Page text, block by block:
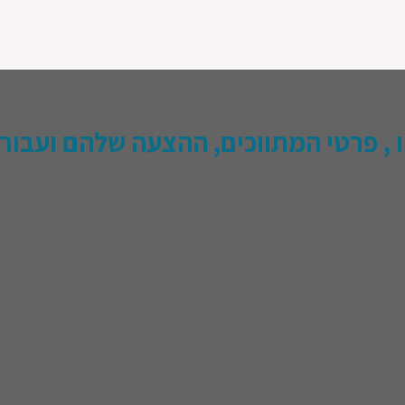
, פרטי המתווכים, ההצעה שלהם ועבור